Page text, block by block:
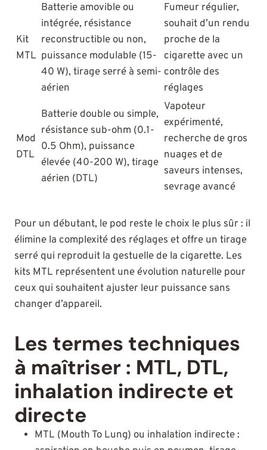
Kit
MTL
Batterie amovible ou
intégrée, résistance
reconstructible ou non,
puissance modulable (15-
40 W), tirage serré à semi-
aérien
Fumeur régulier,
souhait d’un rendu
proche de la
cigarette avec un
contrôle des
réglages
Mod
DTL
Batterie double ou simple,
résistance sub-ohm (0.1-
0.5 Ohm), puissance
élevée (40-200 W), tirage
aérien (DTL)
Vapoteur
expérimenté,
recherche de gros
nuages et de
saveurs intenses,
sevrage avancé
Pour un débutant, le pod reste le choix le plus sûr : il
élimine la complexité des réglages et offre un tirage
serré qui reproduit la gestuelle de la cigarette. Les
kits MTL représentent une évolution naturelle pour
ceux qui souhaitent ajuster leur puissance sans
changer d’appareil.
Les termes techniques
à maîtriser : MTL, DTL,
inhalation indirecte et
directe
MTL (Mouth To Lung) ou inhalation indirecte :